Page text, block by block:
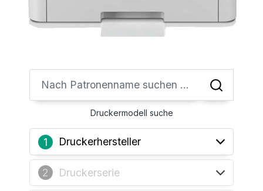
Druckermodell suche
1 Druckerhersteller
2 Druckerserie